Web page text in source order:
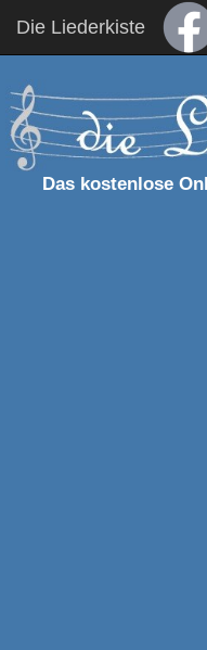
Die Liederkiste
Das kostenlose